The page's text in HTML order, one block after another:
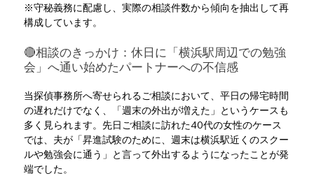
※守秘義務に配慮し、実際の相談件数から傾向を抽出して再
構成しています。
🔴相談のきっかけ：休日に「横浜駅周辺での勉強
会」へ通い始めたパートナーへの不信感
当探偵事務所へ寄せられるご相談において、平日の帰宅時間
の遅れだけでなく、「週末の外出が増えた」というケースも
多く見られます。先日ご相談に訪れた40代の女性のケース
では、夫が「昇進試験のために、週末は横浜駅近くのスクー
ルや勉強会に通う」と言って外出するようになったことが発
端でした。